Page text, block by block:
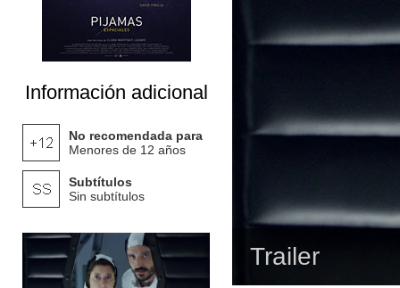
Información adicional
No recomendada para
Menores de 12 años
Subtítulos
Sin subtítulos
Trailer